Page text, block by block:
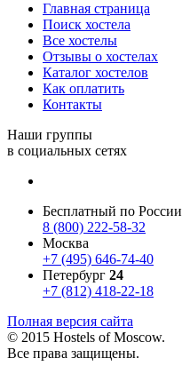
Главная страница
Поиск хостела
Все хостелы
Отзывы о хостелах
Каталог хостелов
Как оплатить
Контакты
Наши группы
в социальных сетях
Бесплатный по России
8 (800) 222-58-32
Москва
+7 (495) 646-74-40
Петербург 24
+7 (812) 418-22-18
Полная версия сайта
© 2015 Hostels of Moscow.
Все права защищены.